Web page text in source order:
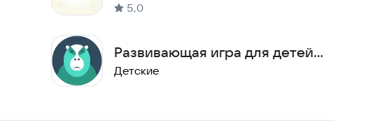
5,0
Развивающая игра для детей
3-4 лет
Детские